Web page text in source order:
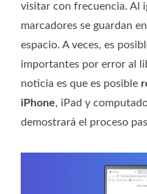
visitar con frecuencia. Al
marcadores se guardan
espacio. A veces, es
importantes por error al
noticia es que es posible
iPhone, iPad y
demostrará el proceso